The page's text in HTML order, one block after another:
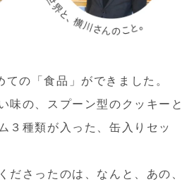
ての「食品」ができました。
味の、スプーン型のクッキーと
３種類が入った、缶入りセッ
ださったのは、 なんと、あの、